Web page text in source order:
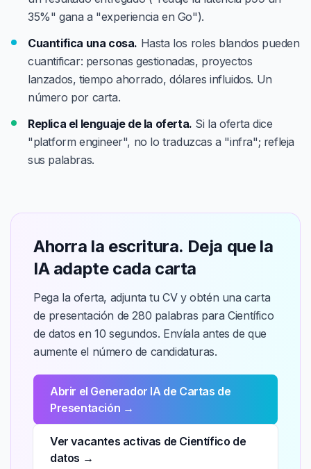
35%" gana a "experiencia en Go").
Cuantifica una cosa. Hasta los roles blandos pueden
cuantificar: personas gestionadas, proyectos
lanzados, tiempo ahorrado, dólares influidos. Un
número por carta.
Replica el lenguaje de la oferta. Si la oferta dice
"platform engineer", no lo traduzcas a "infra"; refleja
sus palabras.
Ahorra la escritura. Deja que la
IA adapte cada carta
Pega la oferta, adjunta tu CV y obtén una carta
de presentación de 280 palabras para Científico
de datos en 10 segundos. Envíala antes de que
aumente el número de candidaturas.
Abrir el Generador IA de Cartas de
Presentación →
Ver vacantes activas de Científico de
datos →